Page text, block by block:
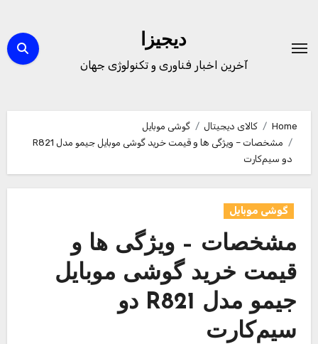
content
دیجیزا
آخرین اخبار فناوری و تکنولوژی جهان
Home کالای دیجیتال
گوشی موبایل
مشخصات – ویژگی ها و قیمت خرید گوشی موبایل جیمو مدل R821
دو سیم‌کارت
گوشی موبایل
مشخصات – ویژگی ها و
قیمت خرید گوشی موبایل
جیمو مدل R821 دو
سیم‌کارت